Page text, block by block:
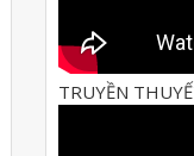
TRUYỀN